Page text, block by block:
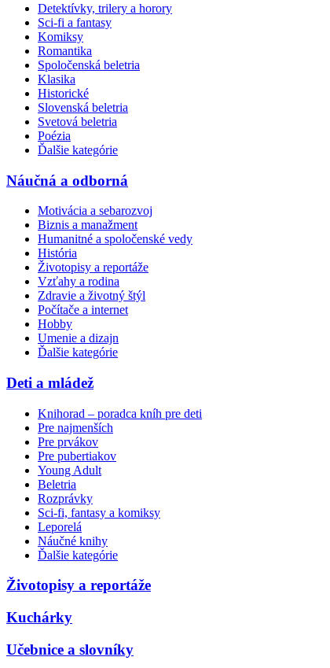
Detektívky, trilery a horory
Sci-fi a fantasy
Komiksy
Romantika
Spoločenská beletria
Klasika
Historické
Slovenská beletria
Svetová beletria
Poézia
Ďalšie kategórie
Náučná a odborná
Motivácia a sebarozvoj
Biznis a manažment
Humanitné a spoločenské vedy
História
Životopisy a reportáže
Vzťahy a rodina
Zdravie a životný štýl
Počítače a internet
Hobby
Umenie a dizajn
Ďalšie kategórie
Deti a mládež
Knihorad – poradca kníh pre deti
Pre najmenších
Pre prvákov
Pre pubertiakov
Young Adult
Beletria
Rozprávky
Sci-fi, fantasy a komiksy
Leporelá
Náučné knihy
Ďalšie kategórie
Životopisy a reportáže
Kuchárky
Učebnice a slovníky